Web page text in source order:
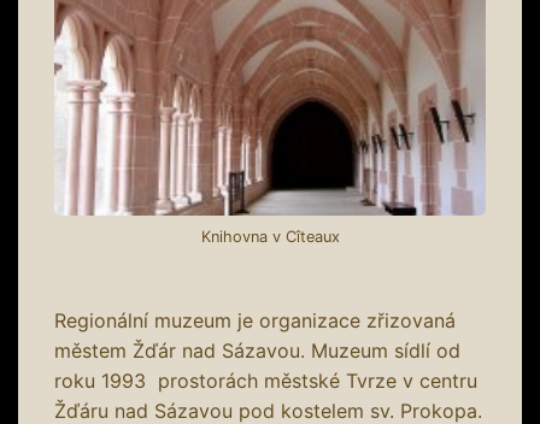
Knihovna v Cîteaux
Regionální muzeum je organizace zřizovaná
městem Žďár nad Sázavou. Muzeum sídlí od
roku 1993 prostorách městské Tvrze v centru
Žďáru nad Sázavou pod kostelem sv. Prokopa.